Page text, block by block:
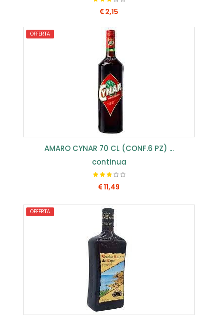
2,15
COMPRA SUBITO
OFFERTA
AMARO CYNAR 70 CL (CONF.6 PZ) ...
continua
11,49
COMPRA SUBITO
OFFERTA